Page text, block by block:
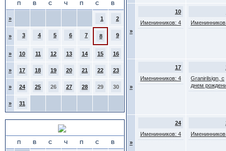
П В С Ч П С В
» 1 2
» 3 4 5 6 7 8 9
» 10 11 12 13 14 15 16
» 17 18 19 20 21 22 23
» 24 25 26 27 28 29 30
» 31
П В С Ч П С В
»
10
Именинников: 4
»
17
Именинников: 4
Granirilsign, с
днем
»
24
Именинников: 4